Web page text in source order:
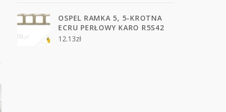
OSPEL RAMKA 5, 5-KROTNA
ECRU PERŁOWY KARO R5S42
12.13zł